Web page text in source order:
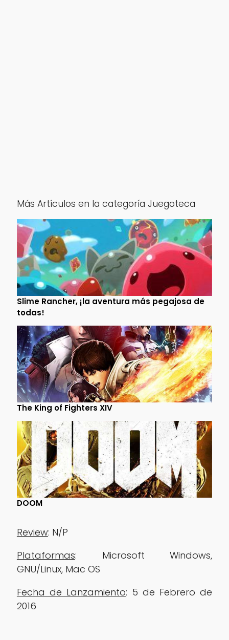
Más Artículos en la categoría Juegoteca
Slime Rancher, ¡la aventura más pegajosa de
todas!
The King of Fighters XIV
DOOM
Review: N/P
Plataformas: Microsoft Windows,
GNU/Linux, Mac OS
Fecha de Lanzamiento: 5 de Febrero de
2016